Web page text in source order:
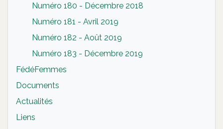
Numéro 180 - Décembre 2018
Numéro 181 - Avril 2019
Numéro 182 - Août 2019
Numéro 183 - Décembre 2019
FédéFemmes
Documents
Actualités
Liens